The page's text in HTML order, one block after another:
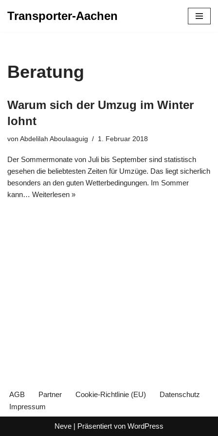
Transporter-Aachen
Beratung
Warum sich der Umzug im Winter
lohnt
von Abdelilah Aboulaaguig 1. Februar 2018
Der Sommermonate von Juli bis September sind statistisch
gesehen die beliebtesten Zeiten für Umzüge. Das liegt sicherlich
besonders an den guten Wetterbedingungen. Im Sommer
kann… Weiterlesen »
AGB Partner Cookie-Richtlinie (EU)
Datenschutz
Impressum
Neve | Präsentiert von WordPress